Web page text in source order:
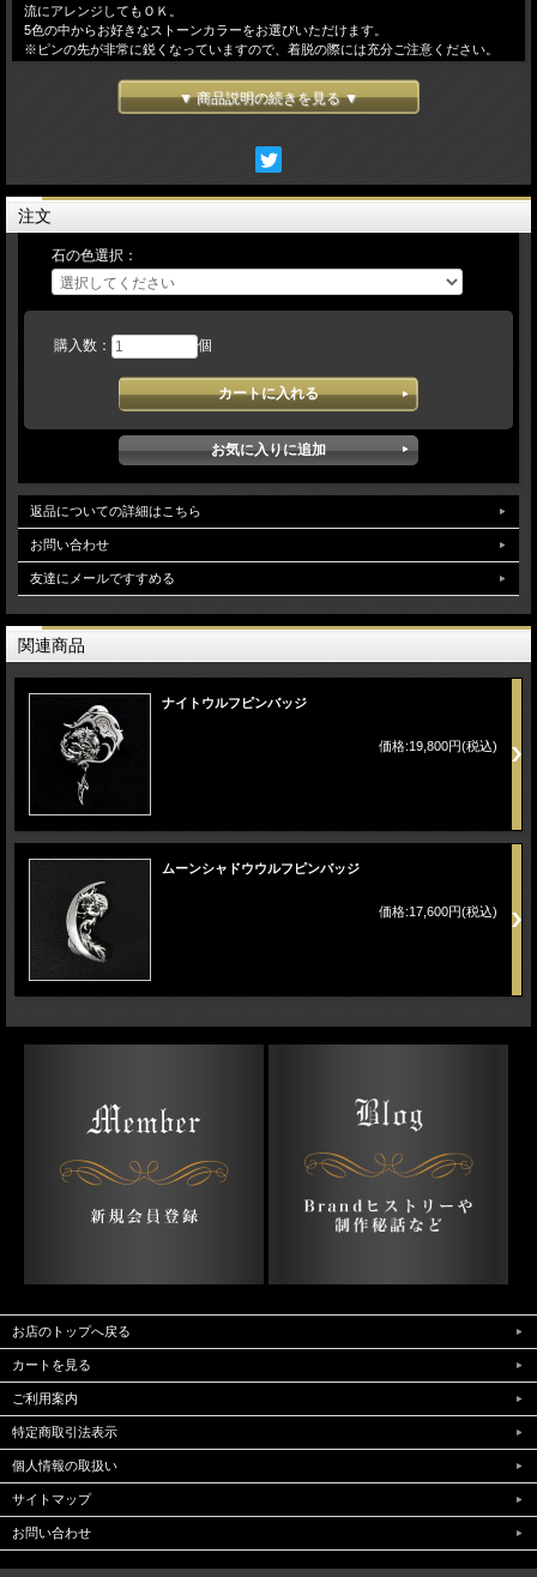
流にアレンジしてもＯＫ。
5色の中からお好きなストーンカラーをお選びいただけます。
※ピンの先が非常に鋭くなっていますので、着脱の際には充分ご注意ください。
【素 材】 本体／シルバー９２５ ピン・留め具／合金
【 石 】 ラインストーン▼ 商品説明の続きを見る ▼
注文
石の色選択：
購入数： 個
返品についての詳細はこちら
お問い合わせ
友達にメールですすめる
関連商品
ナイトウルフピンバッジ
価格:19,800円(税込)
ムーンシャドウウルフピンバッジ
価格:17,600円(税込)
お店のトップへ戻る
カートを見る
ご利用案内
特定商取引法表示
個人情報の取扱い
サイトマップ
お問い合わせ